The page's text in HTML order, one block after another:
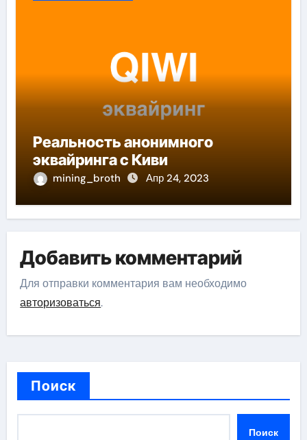
Реальность анонимного
эквайринга с Киви
mining_broth Апр 24, 2023
Добавить комментарий
Для отправки комментария вам необходимо
авторизоваться.
Поиск
Поиск